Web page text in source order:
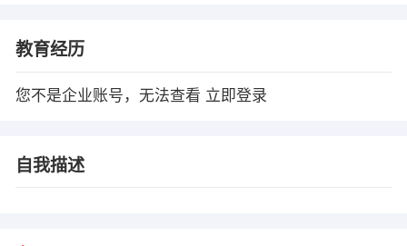
教育经历
您不是企业账号，无法查看 立即登录
自我描述